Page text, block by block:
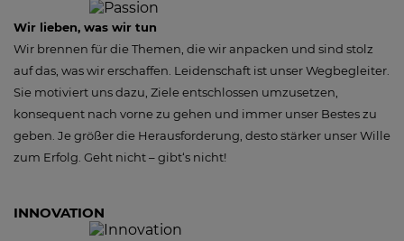
Wir lieben, was wir tun
Wir brennen für die Themen, die wir anpacken und sind stolz
auf das, was wir erschaffen. Leidenschaft ist unser Wegbegleiter.
Sie motiviert uns dazu, Ziele entschlossen umzusetzen,
konsequent nach vorne zu gehen und immer unser Bestes zu
geben. Je größer die Herausforderung, desto stärker unser Wille
zum Erfolg. Geht nicht – gibt‘s nicht!
INNOVATION